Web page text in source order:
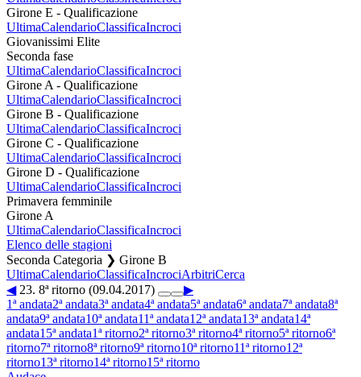
Girone E - Qualificazione
UltimaCalendarioClassificaIncroci
Giovanissimi Elite
Seconda fase
UltimaCalendarioClassificaIncroci
Girone A - Qualificazione
UltimaCalendarioClassificaIncroci
Girone B - Qualificazione
UltimaCalendarioClassificaIncroci
Girone C - Qualificazione
UltimaCalendarioClassificaIncroci
Girone D - Qualificazione
UltimaCalendarioClassificaIncroci
Primavera femminile
Girone A
UltimaCalendarioClassificaIncroci
Elenco delle stagioni
Seconda Categoria ❯ Girone B
UltimaCalendarioClassificaIncrociArbitriCerca
◀23. 8ª ritorno (09.04.2017)
▶
1ª andata2ª andata3ª andata4ª andata5ª andata6ª andata7ª andata8ª
andata9ª andata10ª andata11ª andata12ª andata13ª andata14ª
andata15ª andata1ª ritorno2ª ritorno3ª ritorno4ª ritorno5ª ritorno6ª
ritorno7ª ritorno8ª ritorno9ª ritorno10ª ritorno11ª ritorno12ª
ritorno13ª ritorno14ª ritorno15ª ritorno